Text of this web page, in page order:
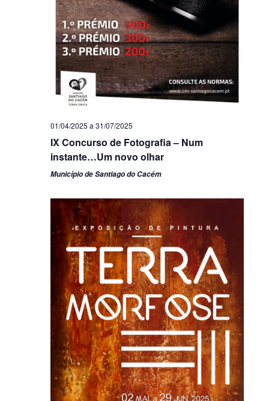
01/04/2025 a 31/07/2025
IX Concurso de Fotografia – Num
instante…Um novo olhar
Município de Santiago do Cacém